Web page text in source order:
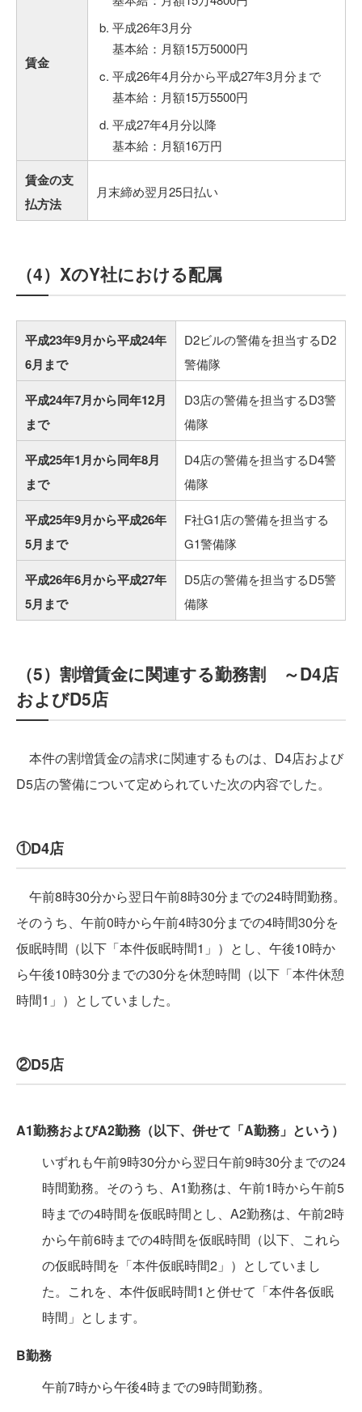
賃金
平成26年3月分
基本給：月額15万5000円
平成26年4月分から平成27年3月分まで
基本給：月額15万5500円
平成27年4月分以降
基本給：月額16万円
賃金の支
払方法
月末締め翌月25日払い
（4）XのY社における配属
平成23年9月から平成24年
6月まで
D2ビルの警備を担当するD2
警備隊
平成24年7月から同年12月
まで
D3店の警備を担当するD3警
備隊
平成25年1月から同年8月
まで
D4店の警備を担当するD4警
備隊
平成25年9月から平成26年
5月まで
F社G1店の警備を担当する
G1警備隊
平成26年6月から平成27年
5月まで
D5店の警備を担当するD5警
備隊
（5）割増賃金に関連する勤務割 ～D4店
およびD5店
本件の割増賃金の請求に関連するものは、D4店および
D5店の警備について定められていた次の内容でした。
①D4店
午前8時30分から翌日午前8時30分までの24時間勤務。
そのうち、午前0時から午前4時30分までの4時間30分を
仮眠時間（以下「本件仮眠時間1」）とし、午後10時か
ら午後10時30分までの30分を休憩時間（以下「本件休憩
時間1」）としていました。
②D5店
A1勤務およびA2勤務（以下、併せて「A勤務」という）
いずれも午前9時30分から翌日午前9時30分までの24
時間勤務。そのうち、A1勤務は、午前1時から午前5
時までの4時間を仮眠時間とし、A2勤務は、午前2時
から午前6時までの4時間を仮眠時間（以下、これら
の仮眠時間を「本件仮眠時間2」）としていまし
た。これを、本件仮眠時間1と併せて「本件各仮眠
時間」とします。
B勤務
午前7時から午後4時までの9時間勤務。